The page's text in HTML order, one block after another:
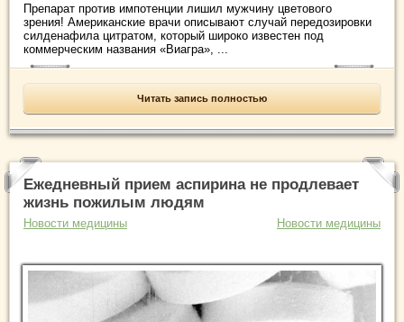
Препарат против импотенции лишил мужчину цветового
зрения! Американские врачи описывают случай передозировки
силденафила цитратом, который широко известен под
коммерческим названия «Виагра», ...
Читать запись полностью
Ежедневный прием аспирина не продлевает
жизнь пожилым людям
Новости медицины Новости медицины